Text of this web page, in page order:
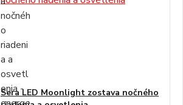
Sera LED Moonlight zostava nočného